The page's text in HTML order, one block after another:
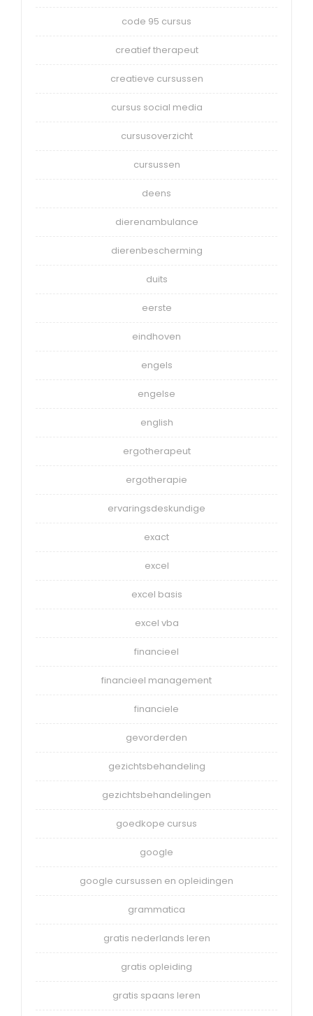
code 95 cursus
creatief therapeut
creatieve cursussen
cursus social media
cursusoverzicht
cursussen
deens
dierenambulance
dierenbescherming
duits
eerste
eindhoven
engels
engelse
english
ergotherapeut
ergotherapie
ervaringsdeskundige
exact
excel
excel basis
excel vba
financieel
financieel management
financiele
gevorderden
gezichtsbehandeling
gezichtsbehandelingen
goedkope cursus
google
google cursussen en opleidingen
grammatica
gratis nederlands leren
gratis opleiding
gratis spaans leren